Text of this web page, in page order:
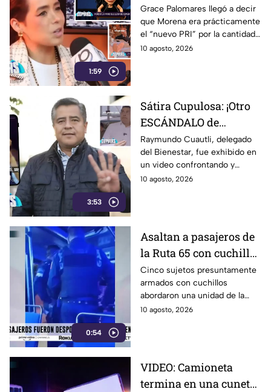
1:59
Grace Palomares decía
que Morena era el
“nuevo PRI”… y terminó
dentro del partido que
Grace Palomares llegó a decir
que Morena era prácticamente
el “nuevo PRI” por la cantidad
de expriistas que lo integraban.
10 agosto, 2026
3:53
Sátira Cupulosa: ¡Otro
ESCÁNDALO de
Morena! Exhiben al
funcionario Raymundo
Cuautli, encarando a
policías tras choque en
Raymundo Cuautli, delegado
del Bienestar, fue exhibido en
un video confrontando y
“charoleando” a policías de San
amigo quien rayó la patrulla.
10 agosto, 2026
0:54
Asaltan a pasajeros de
la Ruta 65 con cuchillos
en Puebla capital
Cinco sujetos presuntamente
armados con cuchillos
abordaron una unidad de la
Ruta 65 para despojar de sus
10 agosto, 2026
VIDEO: Camioneta
termina en una cuneta